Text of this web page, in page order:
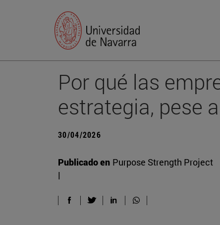
Por qué las
estrategia, pese
30/04/2026
Publicado en Purpose Strength Project
|